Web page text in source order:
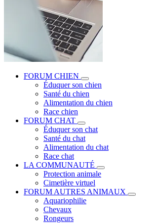
FORUM CHIEN
Éduquer son chien
Santé du chien
Alimentation du chien
Race chien
FORUM CHAT
Éduquer son chat
Santé du chat
Alimentation du chat
Race chat
LA COMMUNAUTÉ
Protection animale
Cimetière virtuel
FORUM AUTRES ANIMAUX
Aquariophilie
Chevaux
Rongeurs